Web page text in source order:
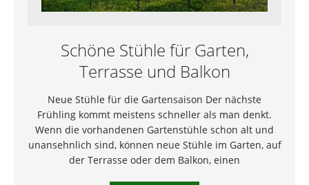
Schöne Stühle für Garten,
Terrasse und Balkon
Neue Stühle für die Gartensaison Der nächste
Frühling kommt meistens schneller als man denkt.
Wenn die vorhandenen Gartenstühle schon alt und
unansehnlich sind, können neue Stühle im Garten, auf
der Terrasse oder dem Balkon, einen